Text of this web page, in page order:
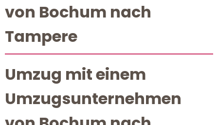
von Bochum nach
Tampere
Umzug mit einem
Umzugsunternehmen